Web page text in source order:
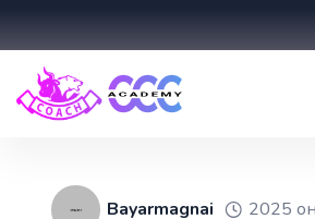
Bayarmagnai 2025